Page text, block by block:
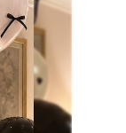
字OK｜
料